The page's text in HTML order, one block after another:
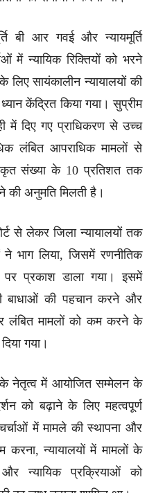
बी आर गवई और न्यायमूर्ति
में न्यायिक रिक्तियों को भरने
सायंकालीन न्यायालयों की
केंद्रित किया गया। सुप्रीम
में दिए गए प्राधिकरण से उच्च
लंबित आपराधिक मामलों से
संख्या के 10 प्रतिशत तक
की अनुमति मिलती है।
से लेकर जिला न्यायालयों तक
भाग लिया, जिसमें रणनीतिक
प्रकाश डाला गया। इसमें
बाधाओं की पहचान करने और
लंबित मामलों को कम करने के
गया।
के नेतृत्व में आयोजित सम्मेलन के
को बढ़ाने के लिए महत्वपूर्ण
में मामले की स्थापना और
न्यायालयों में मामलों के
न्यायिक प्रक्रियाओं को